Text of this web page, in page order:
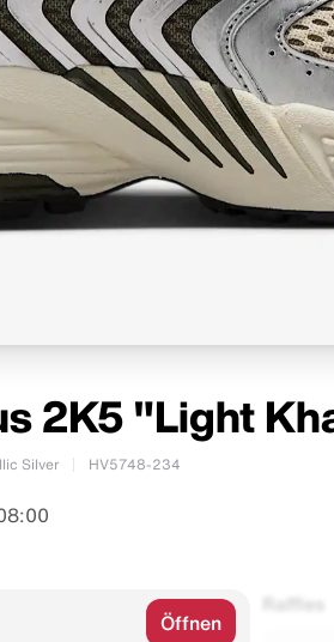
2K5 "Light
Silver HV5748-234
Öffnen
Raffles